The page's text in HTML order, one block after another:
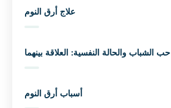
علاج أرق النوم
حب الشباب والحالة النفسية: العلاقة بينهما
أسباب أرق النوم